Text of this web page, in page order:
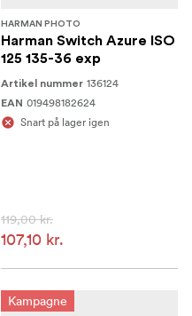
HARMAN PHOTO
Harman Switch Azure ISO
125 135-36 exp
Artikel nummer 136124
EAN 019498182624
Snart på lager igen
119,00 kr.
107,10 kr.
Kampagne